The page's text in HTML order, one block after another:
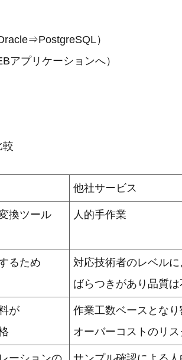
）
プリケーションへ）
較
他社サービス
換ツール
人的手作業
るため
対応技術者のレベルに
ばらつきがあり品質は
が
作業工数ベースとな
オーバーコストのリス